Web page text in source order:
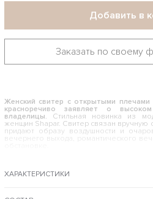
Добавить в
Заказать по своему
Женский свитер с открытыми
красноречиво заявляет о
владелицы. Стильная новинка из
женщин Shapar. Свитер связан
придают образу воздушности и
вечернего выхода, романтического
Приятный бежевый цвет и
ХАРАКТЕРИСТИКИ